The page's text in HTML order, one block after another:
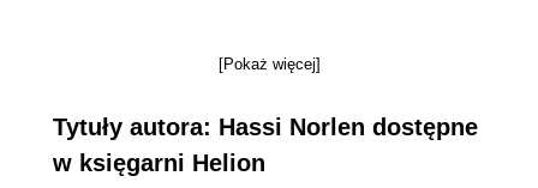
[Pokaż więcej]
Tytuły autora: Hassi Norlen dostępne
w księgarni Helion